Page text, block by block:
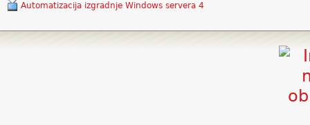
Automatizacija izgradnje Windows servera 4